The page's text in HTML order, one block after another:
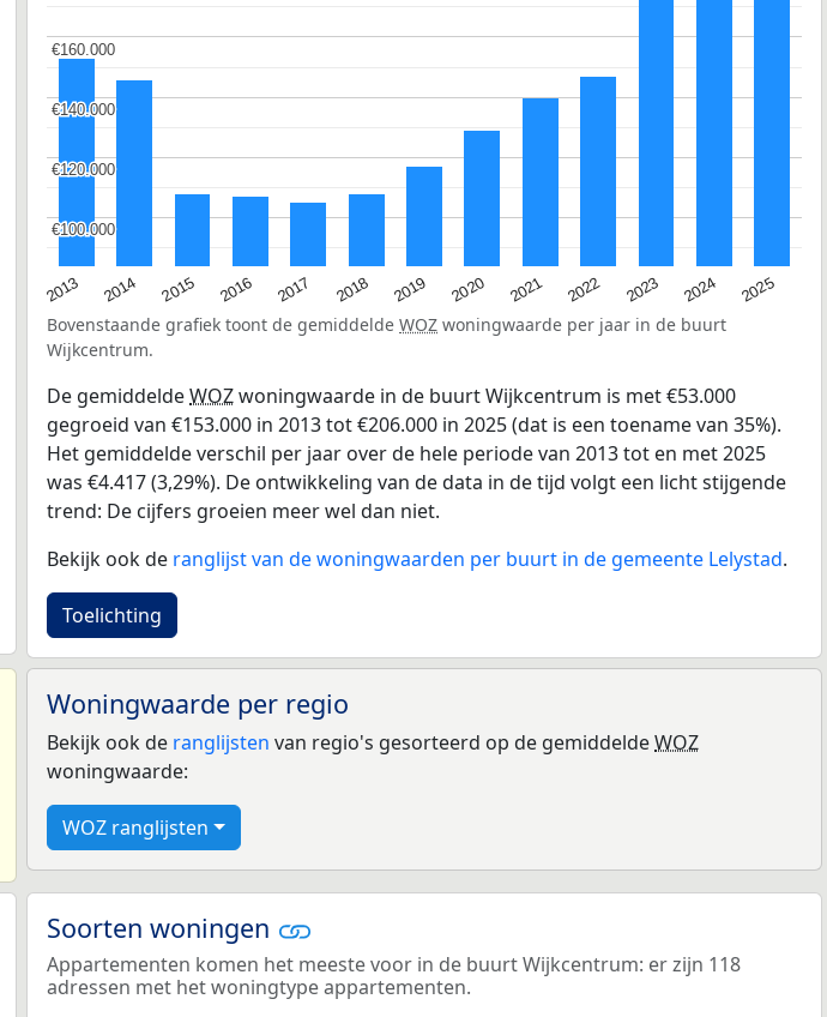
2013 2014 2015 2016 2017 2018 2019 2020 2021 2022 2023 2024 2025
€100.000
€100.000
€120.000
€120.000
€140.000
€140.000
€160.000
€160.000
Bovenstaande grafiek toont de gemiddelde WOZ woningwaarde per jaar in de buurt
Wijkcentrum.
De gemiddeldeWOZwoningwaarde in de buurt Wijkcentrum is met €53.000
gegroeid van €153.000 in 2013 tot €206.000 in 2025 (dat is een toename van 35%).
Het gemiddelde verschil per jaar over de hele periode van 2013 tot en met 2025
was €4.417 (3,29%). De ontwikkeling van de data in de tijd volgt een licht stijgende
trend: De cijfers groeien meer wel dan niet.
Bekijk ook de ranglijst van de woningwaarden per buurt in de gemeente Lelystad.
Toelichting
Woningwaarde per regio
Bekijk ook de ranglijsten van regio's gesorteerd op de gemiddeldeWOZ
woningwaarde:
WOZ ranglijsten
Soorten woningen
Appartementen komen het meeste voor in de buurt Wijkcentrum: er zijn 118
adressen met het woningtype appartementen.